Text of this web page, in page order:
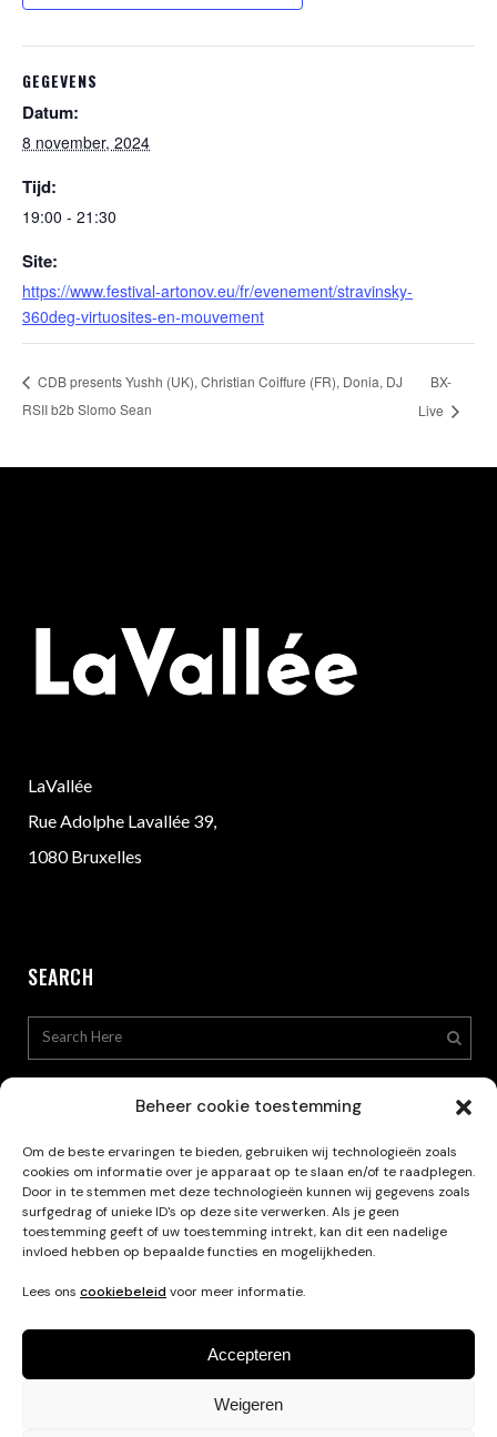
Beheer cookie toestemming
Om de beste ervaringen te bieden, gebruiken wij technologieën zoals
cookies om informatie over je apparaat op te slaan en/of te raadplegen.
Door in te stemmen met deze technologieën kunnen wij gegevens zoals
surfgedrag of unieke ID's op deze site verwerken. Als je geen
toestemming geeft of uw toestemming intrekt, kan dit een nadelige
invloed hebben op bepaalde functies en mogelijkheden.
Lees ons cookiebeleid voor meer informatie.
Accepteren
Weigeren
GEGEVENS
Datum:
8 november, 2024
Tijd:
19:00 - 21:30
Site:
https://www.festival-artonov.eu/fr/evenement/stravinsky-
360deg-virtuosites-en-mouvement
CDB presents Yushh (UK), Christian Coiffure (FR), Donia, DJ
RSII b2b Slomo Sean
BX-
Live
LaVallée
Rue Adolphe Lavallée 39,
1080 Bruxelles
SEARCH
Privacy Policy